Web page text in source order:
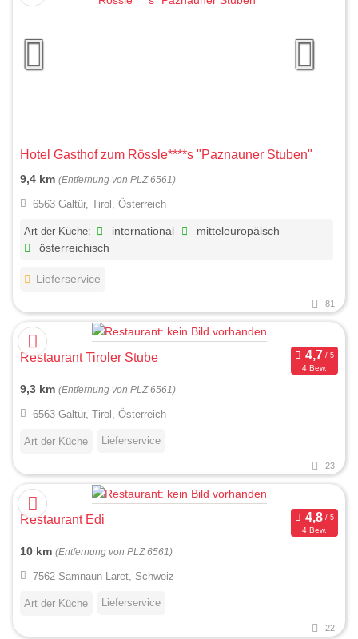
Hotel Gasthof zum Rössle****s "Paznauner Stuben"
9,4 km (Entfernung von PLZ 6561)
6563 Galtür, Tirol, Österreich
Art der Küche: international
mitteleuropäisch
österreichisch
Lieferservice
81
Restaurant Tiroler Stube
4 Bew.
9,3 km (Entfernung von PLZ 6561)
6563 Galtür, Tirol, Österreich
Art der Küche Lieferservice
23
Restaurant Edi
4 Bew.
10 km (Entfernung von PLZ 6561)
7562 Samnaun-Laret, Schweiz
Art der Küche Lieferservice
22